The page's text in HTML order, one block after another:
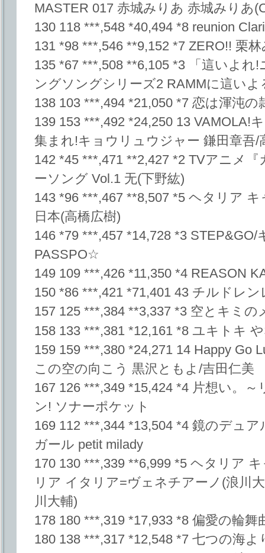
MASTER 017 赤城みりあ 赤城みりあ
130 118 ***,548 *40,494 *8 reunion
131 *98 ***,546 **9,152 *7 ZERO!! 栗
135 *67 ***,508 **6,105 *3 「這いよれ
ングソングシリーズ2 RAMMに這いよ
138 103 ***,494 *21,050 *7 恋は渾沌
139 153 ***,492 *24,250 13 VAMOLA!
集まれ!キョウリュウジャー 鎌田章吾/
142 *45 ***,471 **2,427 *2 TVアニメ
ーソング Vol.1 无(下野紘)
143 *96 ***,467 **8,507 *5 ヘタリア
日本(高橋広樹)
146 *79 ***,457 *14,728 *3
PASSPO☆
149 109 ***,426 *11,350 *4 REASON
150 *86 ***,421 *71,401 43 チルドレ
157 125 ***,384 **3,337 *3 空とキミの
158 133 ***,381 *12,161 *8 ユキトキ
159 159 ***,380 *24,271 14 Happy Go
この空の向こう 黒沢ともよ/吉田仁美
167 126 ***,349 *15,424 *4 片想い。
ン! ソナーポケット
169 112 ***,344 *13,504 *4 鏡のデュ
ガール petit milady
170 130 ***,339 **6,999 *5 ヘタリア
リア イタリア=ヴェネチアーノ(浪川
川大輔)
178 180 ***,319 *17,933 *8 偏愛の輪舞
180 138 ***,317 *12,548 *7 七つの海